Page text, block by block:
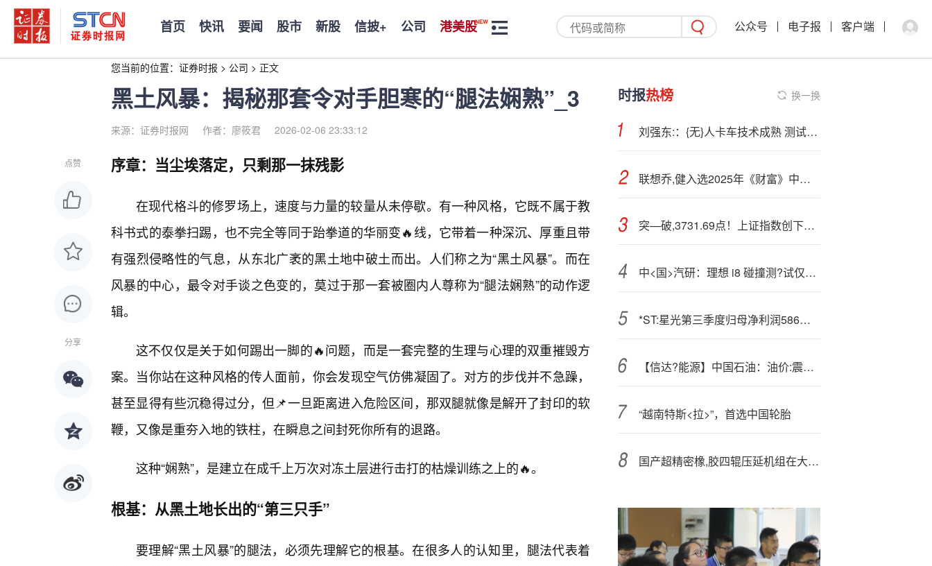
首页 快讯 要闻 股市 新股 信披+ 公司 港美股 公众号 电子报 客户端
您当前的位置： 证券时报 > 公司 > 正文
黑土风暴：揭秘那套令对手胆寒的“腿法娴熟”_3
来源：证券时报网 作者：廖筱君 2026-02-06 23:33:12
点赞
分享
序章：当尘埃落定，只剩那一抹残影
在现代格斗的修罗场上，速度与力量的较量从未停歇。有一种风格，它既不属于教
科书式的泰拳扫踢，也不完全等同于跆拳道的华丽变🔥线，它带着一种深沉、厚重且带
有强烈侵略性的气息，从东北广袤的黑土地中破土而出。人们称之为“黑土风暴”。而在
风暴的中心，最令对手谈之色变的，莫过于那一套被圈内人尊称为“腿法娴熟”的动作逻
辑。
这不仅仅是关于如何踢出一脚的🔥问题，而是一套完整的生理与心理的双重摧毁方
案。当你站在这种风格的传人面前，你会发现空气仿佛凝固了。对方的步伐并不急躁，
甚至显得有些沉稳得过分，但📌一旦距离进入危险区间，那双腿就像是解开了封印的软
鞭，又像是重夯入地的铁柱，在瞬息之间封死你所有的退路。
这种“娴熟”，是建立在成千上万次对冻土层进行击打的枯燥训练之上的🔥。
根基：从黑土地长出的“第三只手”
要理解“黑土风暴”的腿法，必须先理解它的根基。在很多人的认知里，腿法代表着
时报热榜 换一换
刘强东:：{无}人卡车技术成熟 测试超几十万公里，只待法规
联想乔,健入选2025年《财富》中国最具影响力商界女性
突—破,3731.69点！上证指数创下10年新高，后市将如何演绎？
中<国>汽研：理想 i8 碰撞测?试仅验证车辆安全性，壁障车为随机购买
*ST:星光第三季度归母净利润586万元 同比扭亏
【信达?能源】中国石油：油价:震荡下行，上游及炼化业务短期拖累公司业绩
“越南特斯<拉>”，首选中国轮胎
国产超精密橡,胶四辊压延机组在大连成功下线